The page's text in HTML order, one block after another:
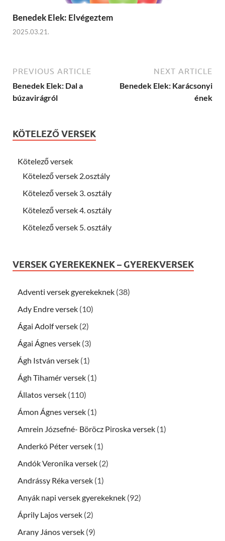
Benedek Elek: Elvégeztem
2025.03.21.
PREVIOUS ARTICLE
Benedek Elek: Dal a
búzavirágról
NEXT ARTICLE
Benedek Elek: Karácsonyi
ének
KÖTELEZŐ VERSEK
Kötelező versek
Kötelező versek 2.osztály
Kötelező versek 3. osztály
Kötelező versek 4. osztály
Kötelező versek 5. osztály
VERSEK GYEREKEKNEK – GYEREKVERSEK
Adventi versek gyerekeknek (38)
Ady Endre versek (10)
Ágai Adolf versek (2)
Ágai Ágnes versek (3)
Ágh István versek (1)
Ágh Tihamér versek (1)
Állatos versek (110)
Ámon Ágnes versek (1)
Amrein Józsefné- Böröcz Piroska versek (1)
Anderkó Péter versek (1)
Andók Veronika versek (2)
Andrássy Réka versek (1)
Anyák napi versek gyerekeknek (92)
Áprily Lajos versek (2)
Arany János versek (9)